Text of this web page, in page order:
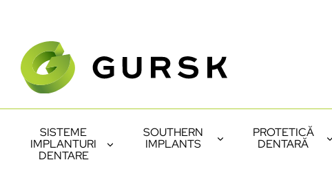
SISTEME
IMPLANTURI
DENTARE
SOUTHERN
IMPLANTS
PROTETICĂ
DENTARĂ